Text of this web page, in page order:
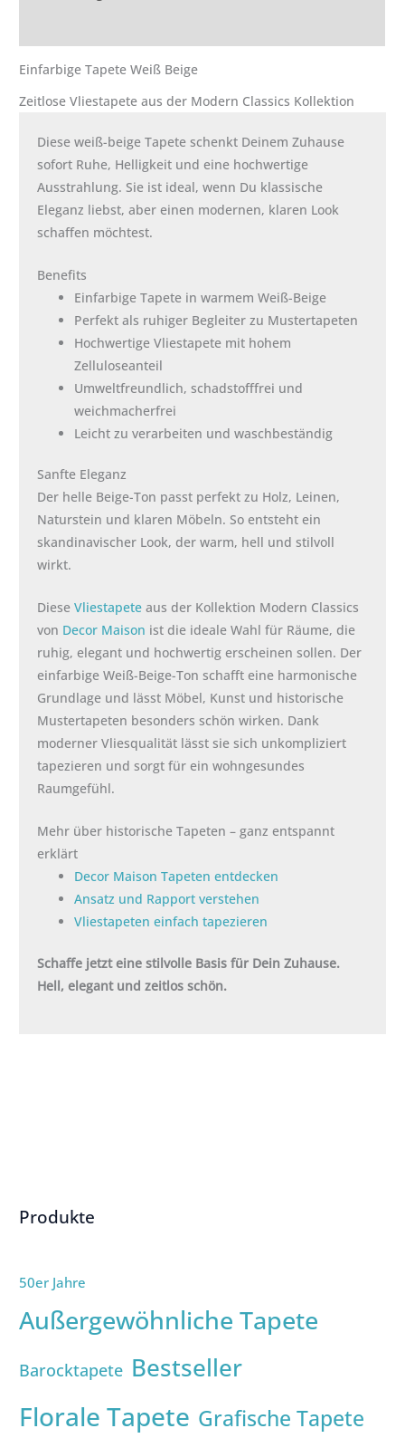
Einfarbige Tapete Weiß Beige
Zeitlose Vliestapete aus der Modern Classics Kollektion
Diese weiß-beige Tapete schenkt Deinem Zuhause
sofort Ruhe, Helligkeit und eine hochwertige
Ausstrahlung. Sie ist ideal, wenn Du klassische
Eleganz liebst, aber einen modernen, klaren Look
schaffen möchtest.
Benefits
Einfarbige Tapete in warmem Weiß-Beige
Perfekt als ruhiger Begleiter zu Mustertapeten
Hochwertige Vliestapete mit hohem
Zelluloseanteil
Umweltfreundlich, schadstofffrei und
weichmacherfrei
Leicht zu verarbeiten und waschbeständig
Sanfte Eleganz
Der helle Beige-Ton passt perfekt zu Holz, Leinen,
Naturstein und klaren Möbeln. So entsteht ein
skandinavischer Look, der warm, hell und stilvoll
wirkt.
DieseVliestapete aus der Kollektion Modern Classics
von Decor Maison ist die ideale Wahl für Räume, die
ruhig, elegant und hochwertig erscheinen sollen. Der
einfarbige Weiß-Beige-Ton schafft eine harmonische
Grundlage und lässt Möbel, Kunst und historische
Mustertapeten besonders schön wirken. Dank
moderner Vliesqualität lässt sie sich unkompliziert
tapezieren und sorgt für ein wohngesundes
Raumgefühl.
Mehr über historische Tapeten – ganz entspannt
erklärt
Decor Maison Tapeten entdecken
Ansatz und Rapport verstehen
Vliestapeten einfach tapezieren
Schaffe jetzt eine stilvolle Basis für Dein Zuhause.
Hell, elegant und zeitlos schön.
Produkte
50er Jahre
Außergewöhnliche Tapete
Barocktapete Bestseller
Florale Tapete Grafische Tapete